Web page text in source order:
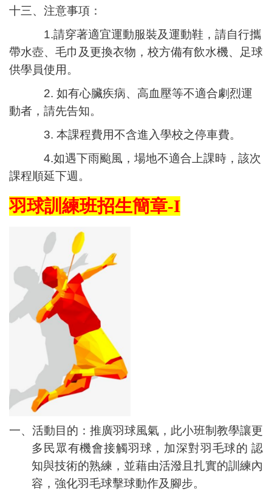
十三、注意事項：
1.請穿著適宜運動服裝及運動鞋，請自行攜
帶水壺、毛巾及更換衣物，校方備有飲水機、足球
供學員使用。
2. 如有心臟疾病、高血壓等不適合劇烈運
動者，請先告知。
3. 本課程費用不含進入學校之停車費。
4.如遇下雨颱風，場地不適合上課時，該次
課程順延下週。
羽球訓練班招生簡章-I
一、活動目的：推廣羽球風氣，此小班制教學讓更
多民眾有機會接觸羽球，加深對羽毛球的 認
知與技術的熟練，並藉由活潑且扎實的訓練內
容，強化羽毛球擊球動作及腳步。